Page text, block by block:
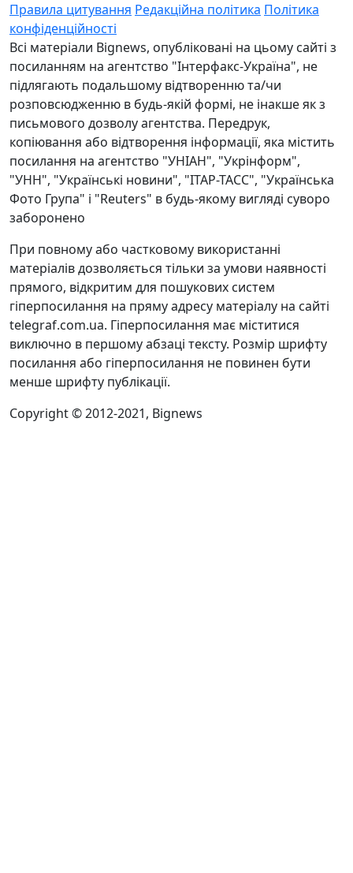
Правила цитування Редакційна політика Політика
конфіденційності
Всі матеріали Bignews, опубліковані на цьому сайті з
посиланням на агентство "Інтерфакс-Україна", не
підлягають подальшому відтворенню та/чи
розповсюдженню в будь-якій формі, не інакше як з
письмового дозволу агентства. Передрук,
копіювання або відтворення інформації, яка містить
посилання на агентство "УНІАН", "Укрінформ",
"УНН", "Українські новини", "ІТАР-ТАСС", "Українська
Фото Група" і "Reuters" в будь-якому вигляді суворо
заборонено
При повному або частковому використанні
матеріалів дозволяється тільки за умови наявності
прямого, відкритим для пошукових систем
гіперпосилання на пряму адресу матеріалу на сайті
telegraf.com.ua. Гіперпосилання має міститися
виключно в першому абзаці тексту. Розмір шрифту
посилання або гіперпосилання не повинен бути
менше шрифту публікації.
Copyright © 2012-2021, Bignews